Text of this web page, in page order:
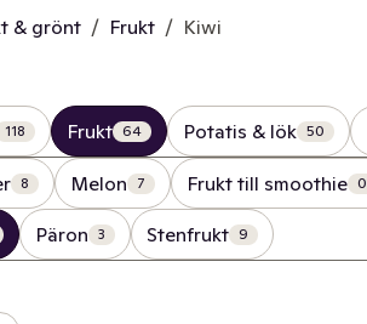
& grönt / Frukt / Kiwi
118 Frukt 64 Potatis & lök 50
8 Melon 7 Frukt till smoothie 0
Päron 3 Stenfrukt 9